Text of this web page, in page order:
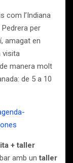
com l’Indiana
per
amagat en
visita
manera molt
de 5 a 10
+ taller
amb untaller